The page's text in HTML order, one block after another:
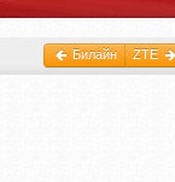
Билайн ZTE